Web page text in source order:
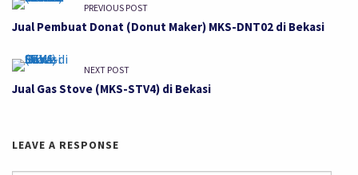
PREVIOUS POST
Jual Pembuat Donat (Donut Maker) MKS-DNT02 di Bekasi
NEXT POST
Jual Gas Stove (MKS-STV4) di Bekasi
LEAVE A RESPONSE